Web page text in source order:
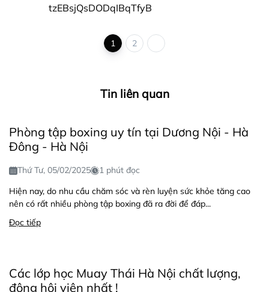
tzEBsjQsDODqIBqTfyB
1 2
Tin liên quan
Phòng tập boxing uy tín tại Dương Nội - Hà
Đông - Hà Nội
Thứ Tư, 05/02/2025
1 phút đọc
Hiện nay, do nhu cầu chăm sóc và rèn luyện sức khỏe tăng cao
nên có rất nhiều phòng tập boxing đã ra đời để đáp...
Đọc tiếp
Các lớp học Muay Thái Hà Nội chất lượng,
đông hội viên nhất !